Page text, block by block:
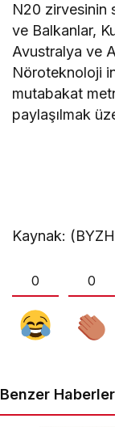
N20 zirvesinin
ve Balkanlar,
Avustralya ve
Nöroteknoloji
mutabakat
paylaşılmak
Kaynak:
0 0
Benzer Haberler